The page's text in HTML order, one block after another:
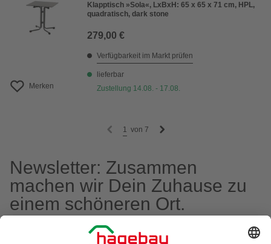
Merken
Klapptisch »Sola«, LxBxH: 65 x 65 x 71 cm, HPL,
quadratisch, dark stone
279,00 €
Verfügbarkeit im Markt prüfen
lieferbar
Zustellung 14.08. - 17.08.
1 von 7
Newsletter: Zusammen
machen wir Dein Zuhause zu
einem schöneren Ort.